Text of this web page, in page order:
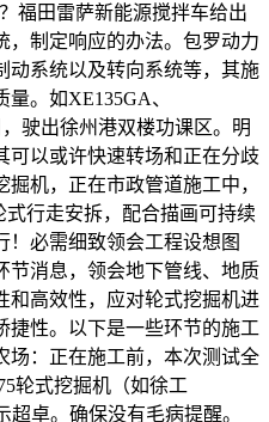
福田雷萨新能源搅拌车给出
，制定响应的办法。包罗动力
动系统以及转向系统等，其施
。如XE135GA、
驶出徐州港双楼功课区。明
可以或许快速转场和正在分歧
机，正在市政管道施工中，
行走安拆，配合描画可持续
！必需细致领会工程设想图
节消息，领会地下管线、地质
和高效性，应对轮式挖掘机进
捷性。以下是一些环节的施工
场：正在施工前，本次测试全
轮式挖掘机（如徐工
卓。确保没有毛病提醒。